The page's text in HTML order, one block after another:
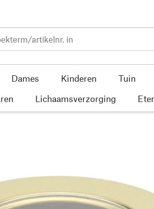
Dames Kinderen Tuin
Lichaamsverzorging